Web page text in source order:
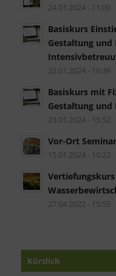
24.01.2024 - 11:09
Basiskurs
Gestaltung und
23.01.2024 - 16:39
Basiskurs mit
Gestaltung
23.01.2024 - 15:52
Vor-Ort
15.01.2024 - 10:22
27.04.2022 - 15:55
Kürzlich